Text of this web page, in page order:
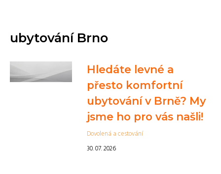
ubytování Brno
Hledáte levné a
přesto komfortní
ubytování v Brně? My
jsme ho pro vás našli!
Dovolená a cestování
30. 07. 2026